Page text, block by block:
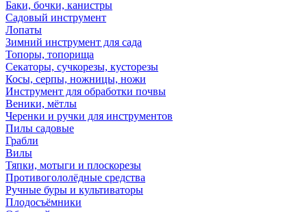
Баки, бочки, канистры
Садовый инструмент
Лопаты
Зимний инструмент для сада
Топоры, топорища
Секаторы, сучкорезы, кусторезы
Косы, серпы, ножницы, ножи
Инструмент для обработки почвы
Веники, мётлы
Черенки и ручки для инструментов
Пилы садовые
Грабли
Вилы
Тяпки, мотыги и плоскорезы
Противогололёдные средства
Ручные буры и культиваторы
Плодосъёмники